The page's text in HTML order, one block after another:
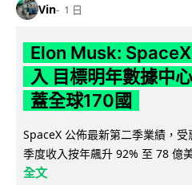
Vin 1 日
Elon Musk:
入 目標明年數據中
蓋全球170國
SpaceX 公佈最新第二季業績，
季度收入按年飆升 92% 至 78 億
全文